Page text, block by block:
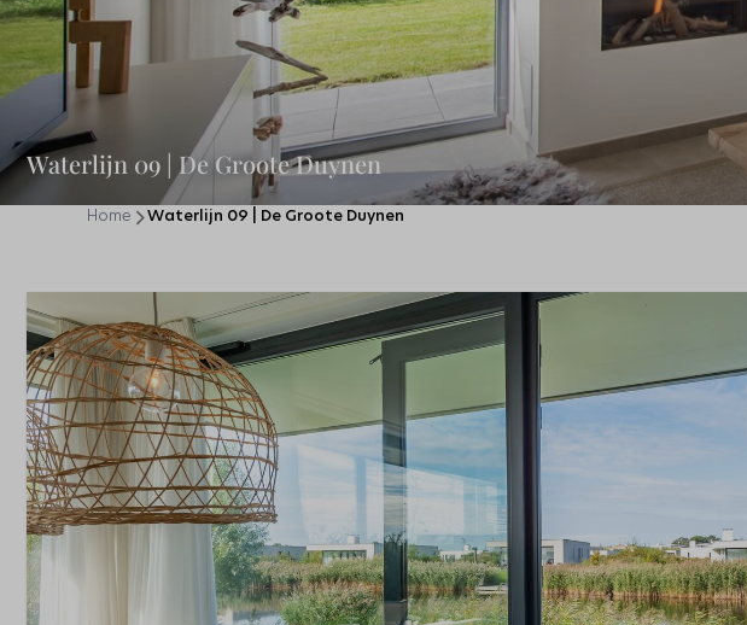
Waterlijn 09 | De Groote Duynen
Home Waterlijn 09 | De Groote Duynen